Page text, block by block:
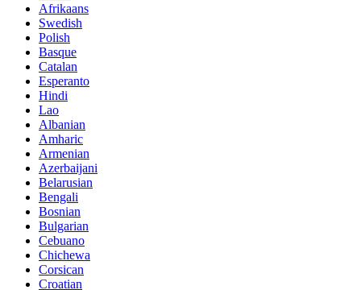
Afrikaans
Swedish
Polish
Basque
Catalan
Esperanto
Hindi
Lao
Albanian
Amharic
Armenian
Azerbaijani
Belarusian
Bengali
Bosnian
Bulgarian
Cebuano
Chichewa
Corsican
Croatian